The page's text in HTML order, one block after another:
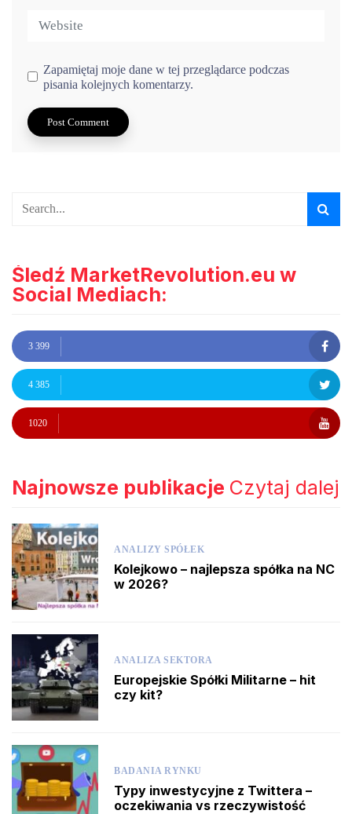
Zapamiętaj moje dane w tej przeglądarce podczas
pisania kolejnych komentarzy.
Śledź MarketRevolution.eu w
Social Mediach:
3 399
4 385
1020
Najnowsze publikacje Czytaj dalej
ANALIZY SPÓŁEK
Kolejkowo – najlepsza spółka na NC
w 2026?
ANALIZA SEKTORA
Europejskie Spółki Militarne – hit
czy kit?
BADANIA RYNKU
Typy inwestycyjne z Twittera –
oczekiwania vs rzeczywistość